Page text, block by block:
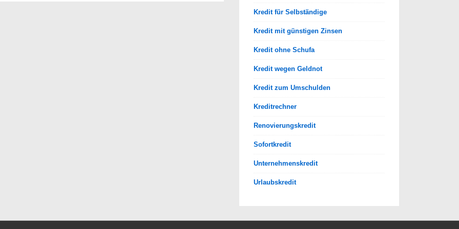
Kredit für Selbständige
Kredit mit günstigen Zinsen
Kredit ohne Schufa
Kredit wegen Geldnot
Kredit zum Umschulden
Kreditrechner
Renovierungskredit
Sofortkredit
Unternehmenskredit
Urlaubskredit